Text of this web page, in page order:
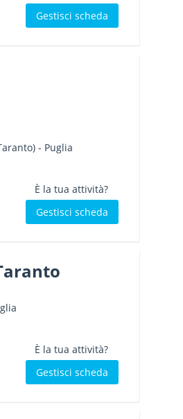
Gestisci scheda
- Puglia
È la tua attività?
Gestisci scheda
È la tua attività?
Gestisci scheda